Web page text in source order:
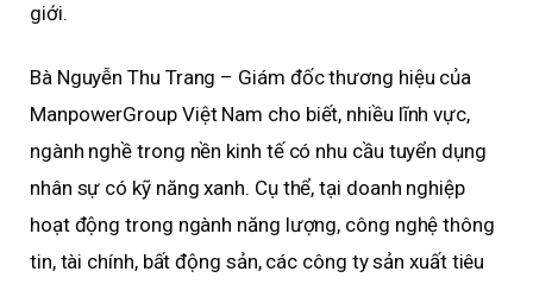
giới.
Bà Nguyễn Thu Trang – Giám đốc thương hiệu của
ManpowerGroup Việt Nam cho biết, nhiều lĩnh vực,
ngành nghề trong nền kinh tế có nhu cầu tuyển dụng
nhân sự có kỹ năng xanh. Cụ thể, tại doanh nghiệp
hoạt động trong ngành năng lượng, công nghệ thông
tin, tài chính, bất động sản, các công ty sản xuất tiêu